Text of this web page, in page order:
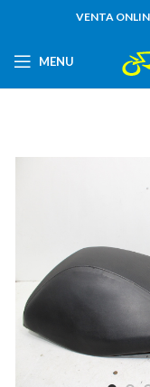
VENTA
MENU